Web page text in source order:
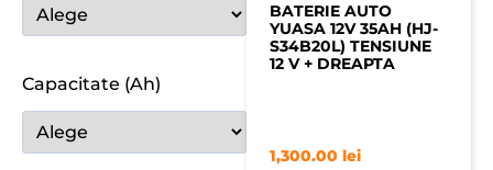
Capacitate (Ah)
BATERIE AUTO
YUASA 12V 35AH (HJ-
S34B20L) TENSIUNE
12 V + DREAPTA
1,300.00 lei